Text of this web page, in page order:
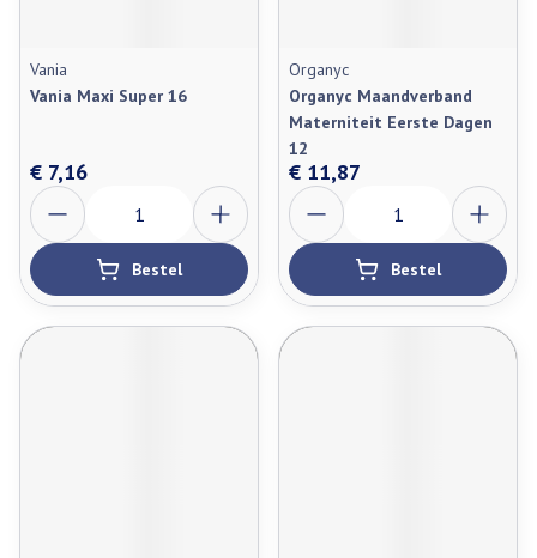
Vania
Vania Maxi Super 16
€ 7,16
Aantal
Bestel
Organyc
Organyc Maandverband
Materniteit Eerste Dagen
12
€ 11,87
Aantal
Bestel